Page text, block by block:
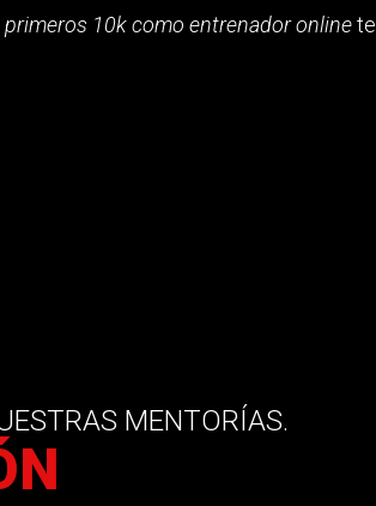
primeros 10k como entrenador onlinete
MENTORÍAS.